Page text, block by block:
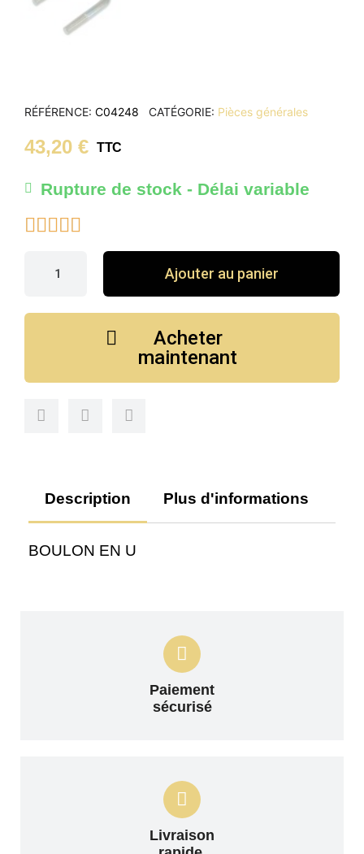
RÉFÉRENCE C04248 CATÉGORIE Pièces générales
43,20 € TTC
Rupture de stock - Délai variable

Ajouter au panier
Acheter
maintenant
Description Plus d'informations
BOULON EN U
Paiement
sécurisé
Livraison